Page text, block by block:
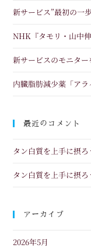
新サービス”最初の一
NHK『タモリ・山中
新サービスのモニタ
内臓脂肪減少薬「ア
最近のコメント
タン白質を上手に摂ろ
タン白質を上手に摂ろ
アーカイブ
2026年5月